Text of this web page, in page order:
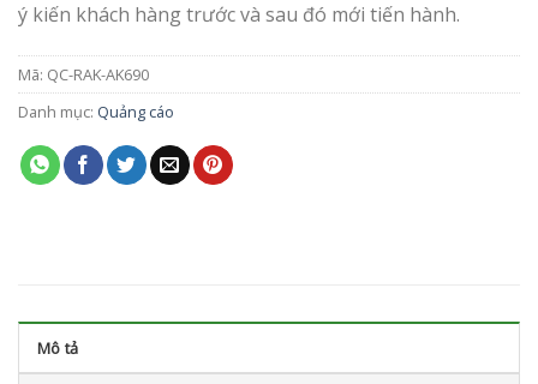
ý kiến khách hàng trước và sau đó mới tiến hành.
Mã: QC-RAK-AK690
Danh mục: Quảng cáo
Mô tả